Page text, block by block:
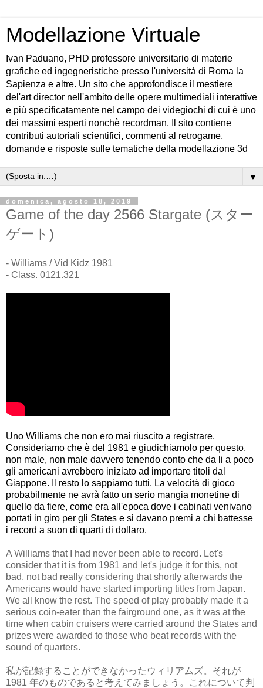
Modellazione Virtuale
Ivan Paduano, PHD professore universitario di materie
grafiche ed ingegneristiche presso l'università di Roma la
Sapienza e altre. Un sito che approfondisce il mestiere
del'art director nell'ambito delle opere multimediali interattive
e più specificatamente nel campo dei videgiochi di cui è uno
dei massimi esperti nonchè recordman. Il sito contiene
contributi autoriali scientifici, commenti al retrogame,
domande e risposte sulle tematiche della modellazione 3d
▼
domenica, agosto 18, 2019
Game of the day 2566 Stargate (スター
ゲート)
- Williams / Vid Kidz 1981
- Class. 0121.321
Uno Williams che non ero mai riuscito a registrare.
Consideriamo che è del 1981 e giudichiamolo per questo,
non male, non male davvero tenendo conto che da li a poco
gli americani avrebbero iniziato ad importare titoli dal
Giappone. Il resto lo sappiamo tutti. La velocità di gioco
probabilmente ne avrà fatto un serio mangia monetine di
quello da fiere, come era all'epoca dove i cabinati venivano
portati in giro per gli States e si davano premi a chi battesse
i record a suon di quarti di dollaro.
A Williams that I had never been able to record. Let's
consider that it is from 1981 and let's judge it for this, not
bad, not bad really considering that shortly afterwards the
Americans would have started importing titles from Japan.
We all know the rest. The speed of play probably made it a
serious coin-eater than the fairground one, as it was at the
time when cabin cruisers were carried around the States and
prizes were awarded to those who beat records with the
sound of quarters.
私が記録することができなかったウィリアムズ。それが
1981 年のものであると考えてみましょう。これについて判